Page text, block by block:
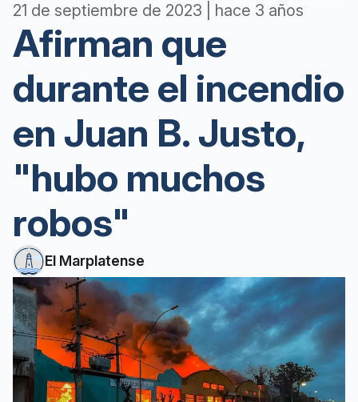
21 de septiembre de 2023 | hace 3 años
Afirman que
durante el incendio
en Juan B. Justo,
"hubo muchos
robos"
El Marplatense